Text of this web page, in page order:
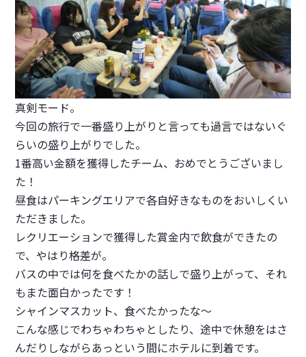
真剣モード。
今回の旅行で一番盛り上がりと言っても過言ではないぐ
らいの盛り上がりでした。
1番高い金額を獲得したチーム、おめでとうございまし
た！
昼食はパーキングエリアで各自好きなものをおいしくい
ただきました。
レクリエーションで獲得した賞金内で飲食ができたの
で、やはり格差が。
バスの中では何を食べたかの話しで盛り上がって、それ
もまた面白かったです！
シャインマスカット、食べたかったな～
こんな感じでわちゃわちゃとしたり、途中で休憩をはさ
んだりしながらあっという間にホテルに到着です。